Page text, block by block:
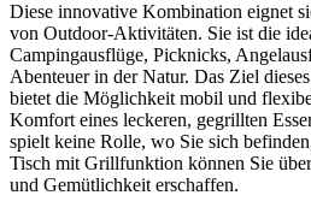
Diese innovative Kombination eignet
von Outdoor-Aktivitäten. Sie ist die
Campingausflüge, Picknicks,
Abenteuer in der Natur. Das Ziel
bietet die Möglichkeit mobil und
Komfort eines leckeren, gegrillten
spielt keine Rolle, wo Sie sich
Tisch mit Grillfunktion können Sie
und Gemütlichkeit erschaffen.